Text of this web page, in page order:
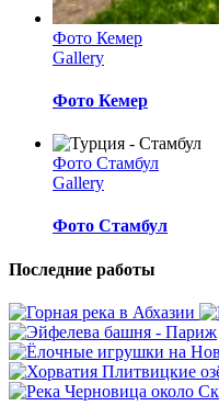
Фото Кемер
Gallery
Фото Кемер
Фото Стамбул
Gallery
Фото Стамбул
Последние работы